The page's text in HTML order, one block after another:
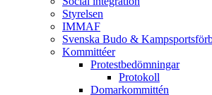
Styrelsen
IMMAF
Svenska Budo &
Kommittéer
Protestbedömningar
Protokoll
Domarkommittén